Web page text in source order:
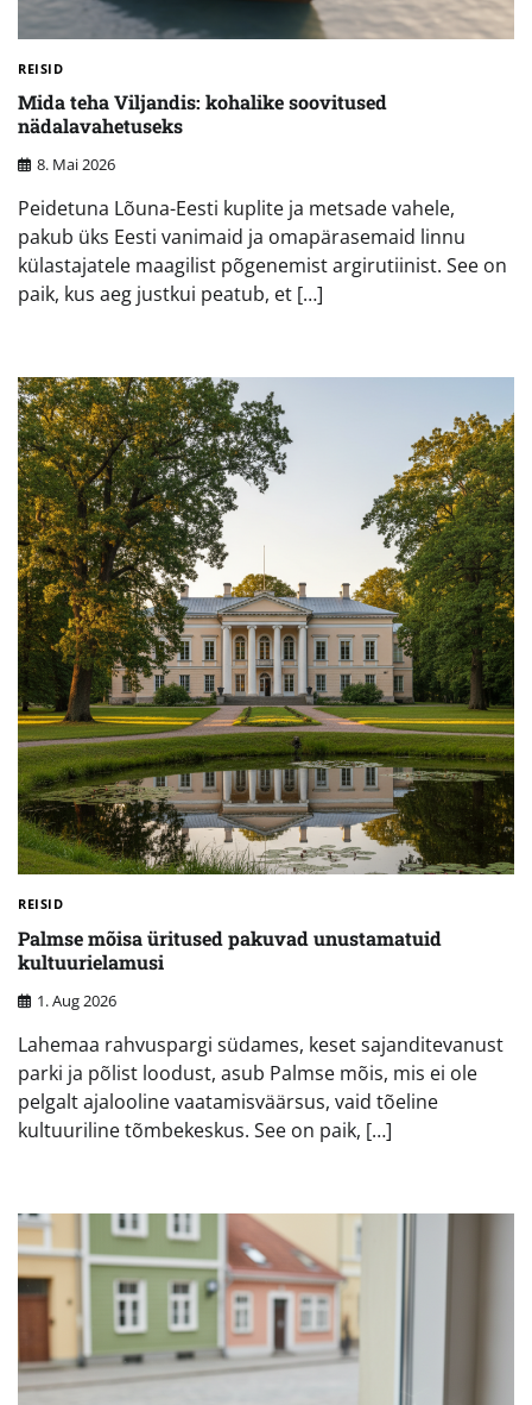
REISID
Mida teha Viljandis: kohalike soovitused
nädalavahetuseks
8. Mai 2026
Peidetuna Lõuna-Eesti kuplite ja metsade vahele,
pakub üks Eesti vanimaid ja omapärasemaid linnu
külastajatele maagilist põgenemist argirutiinist. See on
paik, kus aeg justkui peatub, et […]
REISID
Palmse mõisa üritused pakuvad unustamatuid
kultuurielamusi
1. Aug 2026
Lahemaa rahvuspargi südames, keset sajanditevanust
parki ja põlist loodust, asub Palmse mõis, mis ei ole
pelgalt ajalooline vaatamisväärsus, vaid tõeline
kultuuriline tõmbekeskus. See on paik, […]